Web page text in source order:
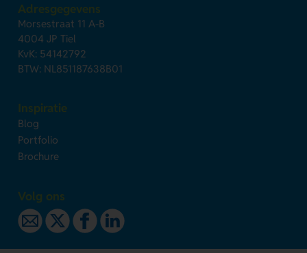
Adresgegevens
Morsestraat 11 A-B
4004 JP Tiel
KvK: 54142792
BTW: NL851187638B01
Inspiratie
Blog
Portfolio
Brochure
Volg ons